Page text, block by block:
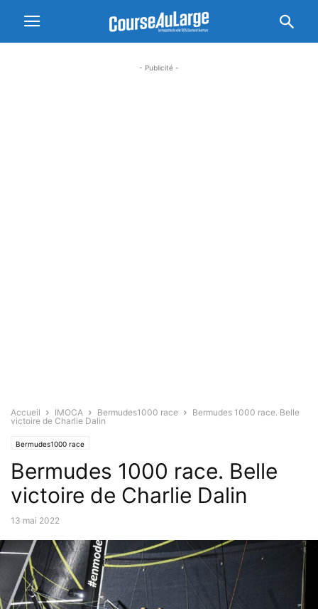
- Publicité -
Accueil IMOCA Bermudes1000 race
Bermudes 1000 race. Belle
victoire de Charlie Dalin
Bermudes1000 race
Bermudes 1000 race. Belle
victoire de Charlie Dalin
13 mai 2022